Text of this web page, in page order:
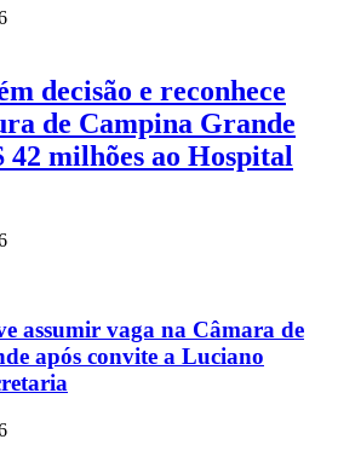
decisão e reconhece
de Campina Grande
42 milhões ao Hospital
assumir vaga na Câmara de
após convite a Luciano